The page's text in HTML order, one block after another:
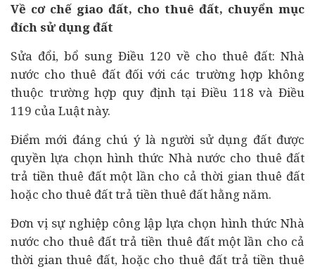
Về cơ chế giao đất, cho thuê đất, chuyển mục
đích sử dụng đất
Sửa đổi, bổ sung Điều 120 về cho thuê đất: Nhà
nước cho thuê đất đối với các trường hợp không
thuộc trường hợp quy định tại Điều 118 và Điều
119 của Luật này.
Điểm mới đáng chú ý là người sử dụng đất được
quyền lựa chọn hình thức Nhà nước cho thuê đất
trả tiền thuê đất một lần cho cả thời gian thuê đất
hoặc cho thuê đất trả tiền thuê đất hằng năm.
Đơn vị sự nghiệp công lập lựa chọn hình thức Nhà
nước cho thuê đất trả tiền thuê đất một lần cho cả
thời gian thuê đất, hoặc cho thuê đất trả tiền thuê